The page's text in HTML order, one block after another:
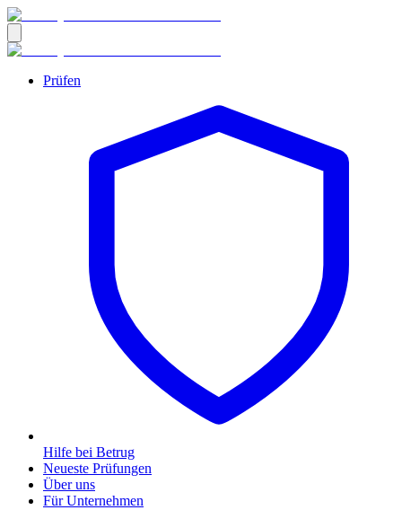
Prüfen
Hilfe bei Betrug
Neueste Prüfungen
Über uns
Für Unternehmen